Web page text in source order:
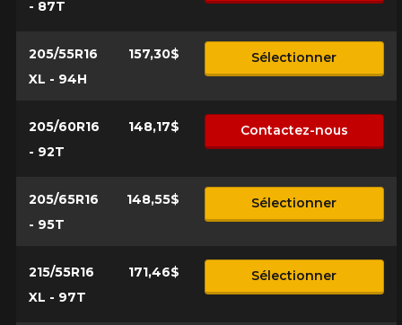
- 87T
205/55R16
XL - 94H
157,30$ Sélectionner
205/60R16
- 92T
148,17$ Contactez-nous
205/65R16
- 95T
148,55$ Sélectionner
215/55R16
XL - 97T
171,46$ Sélectionner